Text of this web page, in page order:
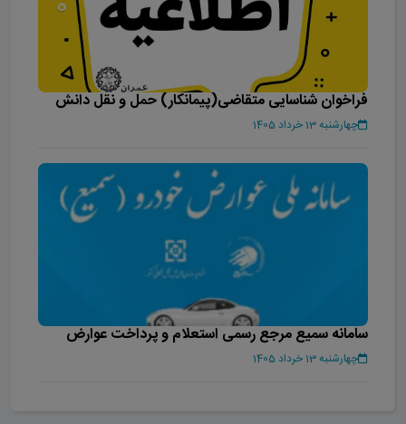
فراخوان شناسایی متقاضی(پیمانکار) حمل و نقل دانش
آموزان شهر محلات
چهارشنبه 13 خرداد 1405
سامانه سمیع مرجع رسمی استعلام و پرداخت عوارض
خودرو در کشور
چهارشنبه 13 خرداد 1405